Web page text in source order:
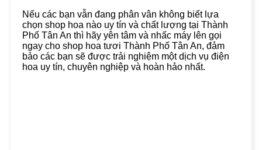
Nếu các bạn vẫn đang phân vân không biết lựa
chọn shop hoa nào uy tín và chất lượng tại Thành
Phố Tân An thì hãy yên tâm và nhấc máy lên gọi
ngay cho shop hoa tươi Thành Phố Tân An, đảm
bảo các bạn sẽ được trải nghiệm một dịch vụ điện
hoa uy tín, chuyên nghiệp và hoàn hảo nhất.